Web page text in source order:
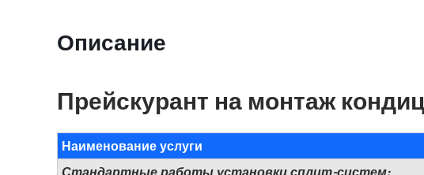
Описание
Прейскурант на монтаж
Наименование услуги
Стандартные работы установки сплит-систем: